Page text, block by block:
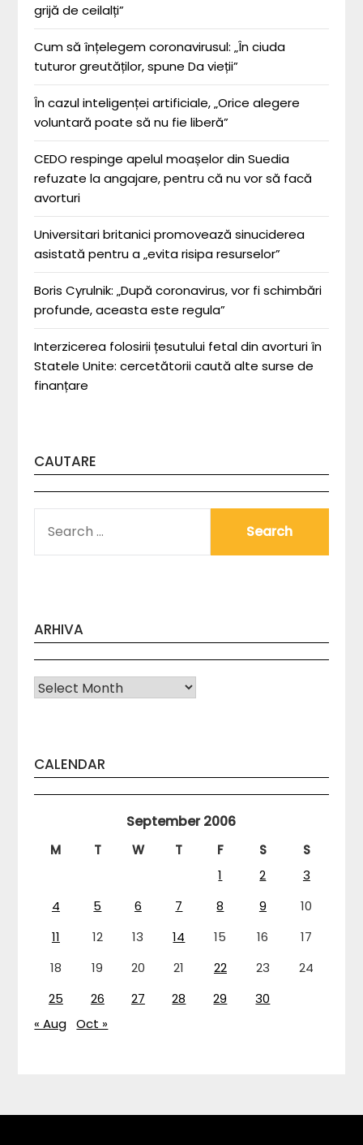
grijă de ceilalți”
Cum să înțelegem coronavirusul: „În ciuda
tuturor greutăților, spune Da vieții”
În cazul inteligenței artificiale, „Orice alegere
voluntară poate să nu fie liberă”
CEDO respinge apelul moașelor din Suedia
refuzate la angajare, pentru că nu vor să facă
avorturi
Universitari britanici promovează sinuciderea
asistată pentru a „evita risipa resurselor”
Boris Cyrulnik: „După coronavirus, vor fi schimbări
profunde, aceasta este regula”
Interzicerea folosirii țesutului fetal din avorturi în
Statele Unite: cercetătorii caută alte surse de
finanțare
CAUTARE
FOR:
ARHIVA
Arhiva
CALENDAR
September 2006
M T W T F S
S
1
2
3
4
5 6 7 8 9
10
11
12 13 14 15 16
17
18
19 20 21 22 23
24
25
26 27 28 29
30
« Aug Oct »